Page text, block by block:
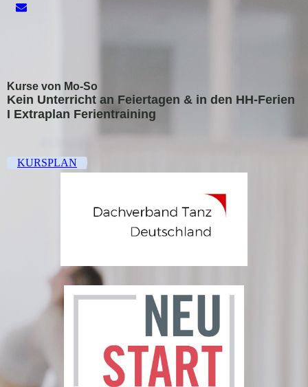
Kurse von Mo-So
Kein Unterricht an Feiertagen & in den HH-Ferien
I Extraplan Ferientraining
KURSPLAN